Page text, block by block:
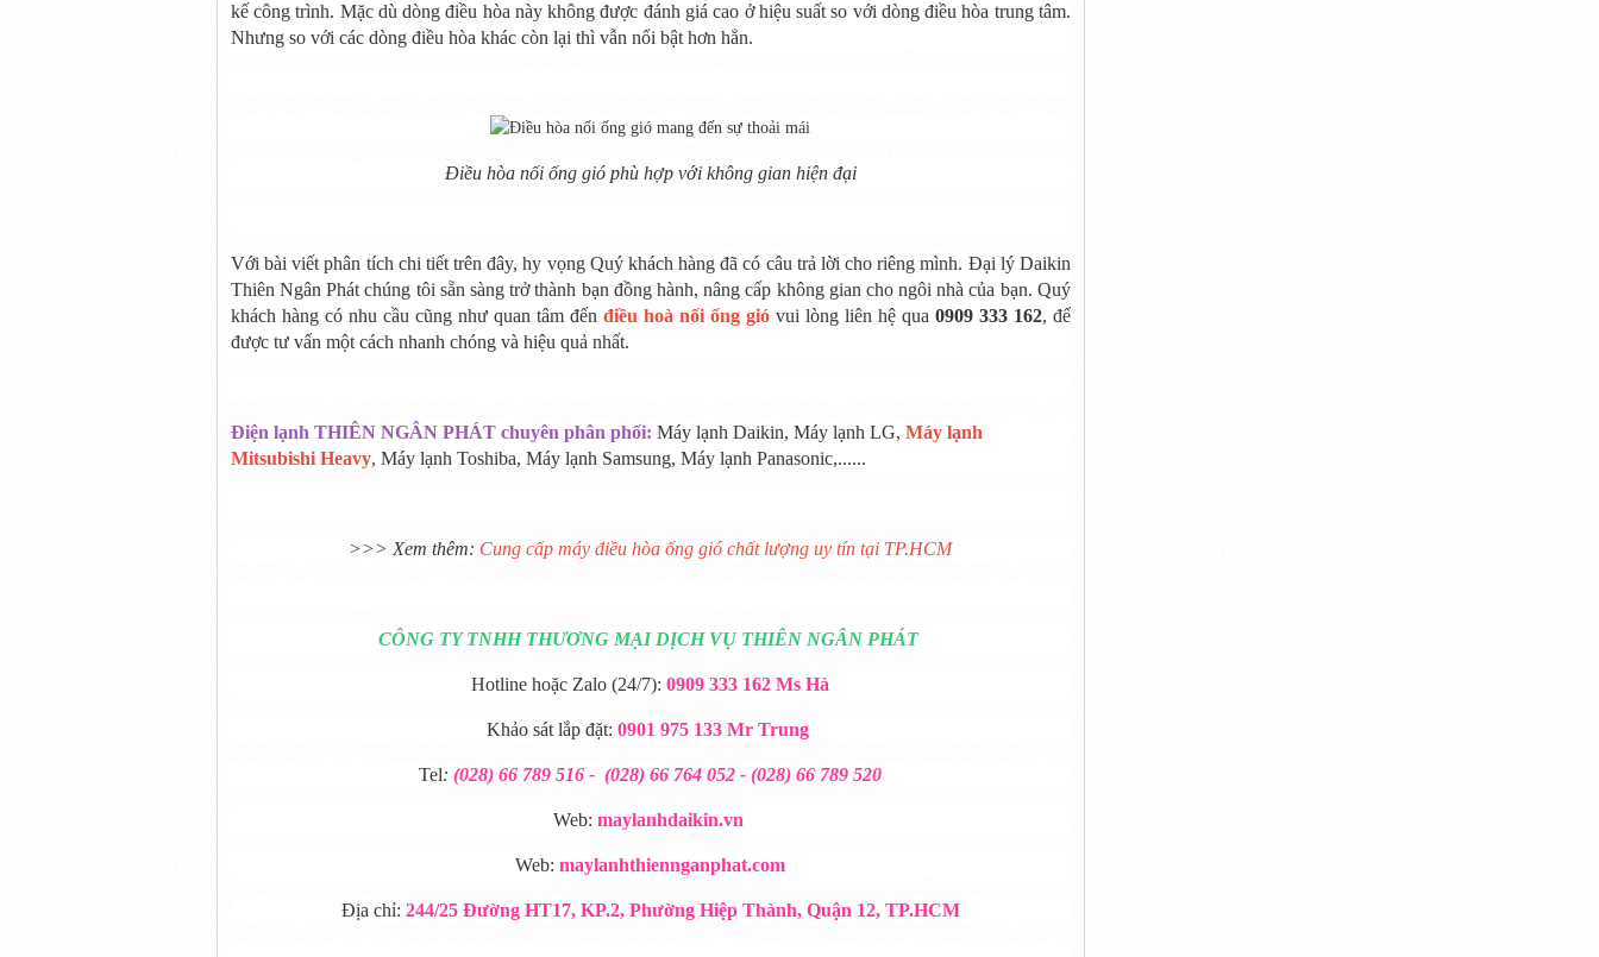
kế công trình. Mặc dù dòng điều hòa này không được đánh giá cao ở hiệu suất so với dòng điều hòa trung tâm.
Nhưng so với các dòng điều hòa khác còn lại thì vẫn nổi bật hơn hẳn.
Điều hòa nối ống gió phù hợp với không gian hiện đại
Với bài viết phân tích chi tiết trên đây, hy vọng Quý khách hàng đã có câu trả lời cho riêng mình. Đại lý Daikin
Thiên Ngân Phát chúng tôi sẵn sàng trở thành bạn đồng hành, nâng cấp không gian cho ngôi nhà của bạn. Quý
khách hàng có nhu cầu cũng như quan tâm đến điều hoà nối ống gióvui lòng liên hệ qua 0909 333 162, để
được tư vấn một cách nhanh chóng và hiệu quả nhất.
Điện lạnh THIÊN NGÂN PHÁT chuyên phân phối: Máy lạnh Daikin, Máy lạnh LG, Máy lạnh
Mitsubishi Heavy, Máy lạnh Toshiba, Máy lạnh Samsung, Máy lạnh Panasonic,......
>>> Xem thêm: Cung cấp máy điều hòa ống gió chất lượng uy tín tại TP.HCM
CÔNG TY TNHH THƯƠNG MẠI DỊCH VỤ THIÊN NGÂN PHÁT
Hotline hoặc Zalo (24/7):0909 333 162 Ms Hà
Khảo sát lắp đặt: 0901 975 133 Mr Trung
Tel: (028) 66 789 516 - (028) 66 764 052 - (028) 66 789 520
Web: maylanhdaikin.vn
Web:maylanhthiennganphat.com
Địa chỉ: 244/25 Đường HT17, KP.2, Phường Hiệp Thành, Quận 12, TP.HCM